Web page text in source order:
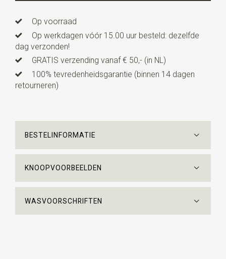
Op voorraad
Op werkdagen vóór 15.00 uur besteld: dezelfde
dag verzonden!
GRATIS verzending vanaf € 50,- (in NL)
100% tevredenheidsgarantie (binnen 14 dagen
retourneren)
BESTELINFORMATIE
KNOOPVOORBEELDEN
WASVOORSCHRIFTEN